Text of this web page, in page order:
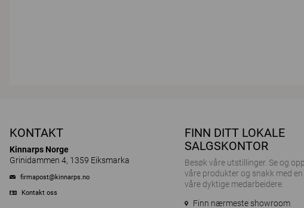
KONTAKT
Kinnarps Norge
Grinidammen 4, 1359 Eiksmarka
firmapost@kinnarps.no
Kontakt oss
FINN DITT LOKALE
SALGSKONTOR
Besøk våre utstillinger. Se og
våre produkter og snakk med en
våre dyktige medarbeidere.
Finn nærmeste showroom